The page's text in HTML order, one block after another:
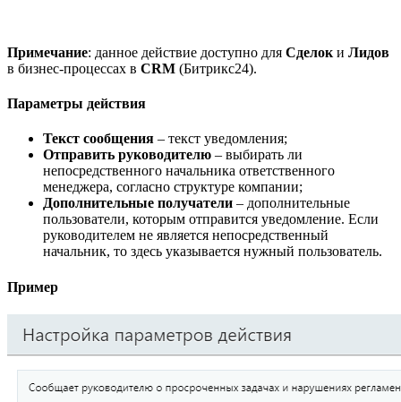
Примечание: данное действие доступно для Сделок и Лидов
в бизнес-процессах в CRM (Битрикс24).
Параметры действия
Текст сообщения – текст уведомления;
Отправить руководителю – выбирать ли
непосредственного начальника ответственного
менеджера, согласно структуре компании;
Дополнительные получатели – дополнительные
пользователи, которым отправится уведомление. Если
руководителем не является непосредственный
начальник, то здесь указывается нужный пользователь.
Пример